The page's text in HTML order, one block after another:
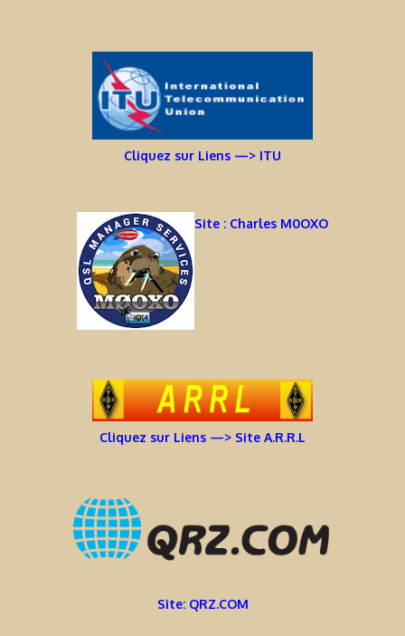
Cliquez sur Liens —> ITU
Site : Charles M0OXO
Cliquez sur Liens —> Site A.R.R.L
Site: QRZ.COM